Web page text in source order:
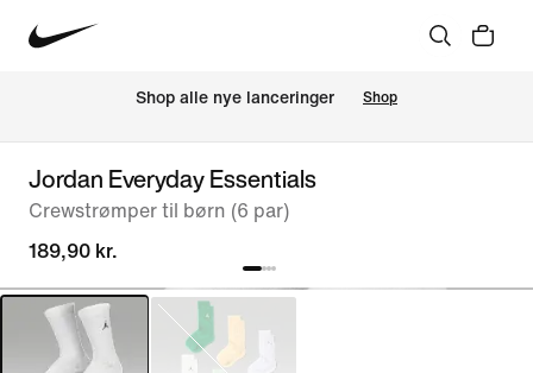
Shop alle nye lanceringer Shop
Jordan Everyday Essentials
Crewstrømper til børn (6 par)
189,90 kr.